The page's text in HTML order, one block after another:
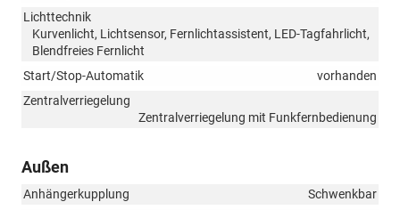
Lichttechnik
Kurvenlicht, Lichtsensor, Fernlichtassistent, LED-Tagfahrlicht,
Blendfreies Fernlicht
Start/Stop-Automatik
vorhanden
Zentralverriegelung
Zentralverriegelung mit Funkfernbedienung
Außen
Anhängerkupplung
Schwenkbar